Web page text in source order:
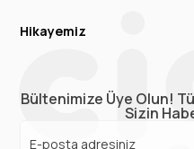
Hikayemiz
Bültenimize Üye Olun!
Sizin